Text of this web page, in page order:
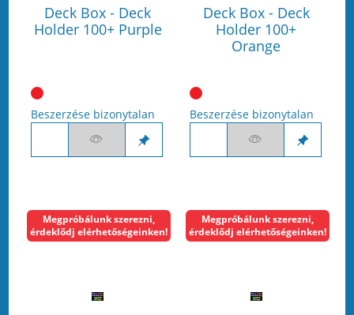
Deck Box - Deck
Holder 100+ Purple
Beszerzése bizonytalan
Deck Box - Deck
Holder 100+
Orange
Beszerzése bizonytalan
Megpróbálunk szerezni,
érdeklődj elérhetőségeinken!
Megpróbálunk szerezni,
érdeklődj elérhetőségeinken!